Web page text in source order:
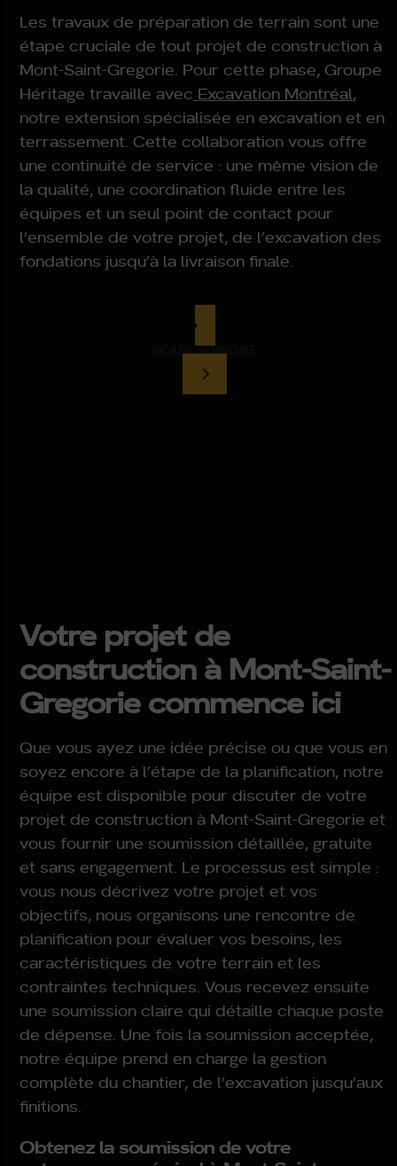
Les travaux de préparation de terrain sont une
étape cruciale de tout projet de construction à
Mont-Saint-Gregorie. Pour cette phase, Groupe
Héritage travaille avec Excavation Montréal,
notre extension spécialisée en excavation et en
terrassement. Cette collaboration vous offre
une continuité de service : une même vision de
la qualité, une coordination fluide entre les
équipes et un seul point de contact pour
l’ensemble de votre projet, de l’excavation des
fondations jusqu’à la livraison finale.
NOUS JOINDRE
Votre projet de
construction à Mont-Saint-
Gregorie commence ici
Que vous ayez une idée précise ou que vous en
soyez encore à l’étape de la planification, notre
équipe est disponible pour discuter de votre
projet de construction à Mont-Saint-Gregorie et
vous fournir une soumission détaillée, gratuite
et sans engagement. Le processus est simple :
vous nous décrivez votre projet et vos
objectifs, nous organisons une rencontre de
planification pour évaluer vos besoins, les
caractéristiques de votre terrain et les
contraintes techniques. Vous recevez ensuite
une soumission claire qui détaille chaque poste
de dépense. Une fois la soumission acceptée,
notre équipe prend en charge la gestion
complète du chantier, de l’excavation jusqu’aux
finitions.
Obtenez la soumission de votre